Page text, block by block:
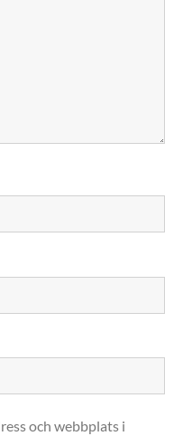
och webbplats i